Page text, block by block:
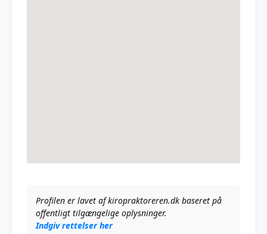
Profilen er lavet af kiropraktoreren.dk baseret på
offentligt tilgængelige oplysninger.
Indgiv rettelser her